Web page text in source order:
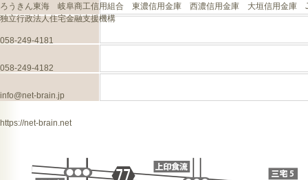
ろうきん東海 岐阜商工信用組合 東濃信用金庫 西濃信用金庫 大垣信用金庫
独立行政法人住宅金融支援機構
058-249-4181
058-249-4182
info@net-brain.jp
https://net-brain.net